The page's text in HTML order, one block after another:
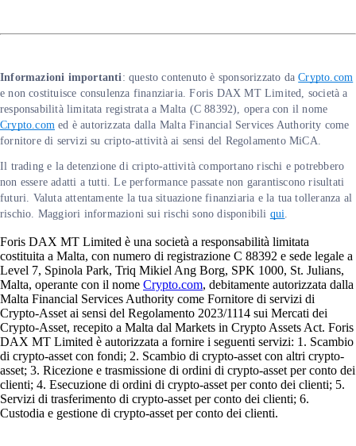
Informazioni importanti: questo contenuto è sponsorizzato daCrypto.com
e non costituisce consulenza finanziaria. Foris DAX MT Limited, società a
responsabilità limitata registrata a Malta (C 88392), opera con il nome
Crypto.com ed è autorizzata dalla Malta Financial Services Authority come
fornitore di servizi su cripto-attività ai sensi del Regolamento MiCA.
Il trading e la detenzione di cripto-attività comportano rischi e potrebbero
non essere adatti a tutti. Le performance passate non garantiscono risultati
futuri. Valuta attentamente la tua situazione finanziaria e la tua tolleranza al
rischio. Maggiori informazioni sui rischi sono disponibili qui.
Foris DAX MT Limited è una società a responsabilità limitata
costituita a Malta, con numero di registrazione C 88392 e sede legale a
Level 7, Spinola Park, Triq Mikiel Ang Borg, SPK 1000, St. Julians,
Malta, operante con il nome Crypto.com, debitamente autorizzata dalla
Malta Financial Services Authority come Fornitore di servizi di
Crypto-Asset ai sensi del Regolamento 2023/1114 sui Mercati dei
Crypto-Asset, recepito a Malta dal Markets in Crypto Assets Act. Foris
DAX MT Limited è autorizzata a fornire i seguenti servizi: 1. Scambio
di crypto-asset con fondi; 2. Scambio di crypto-asset con altri crypto-
asset; 3. Ricezione e trasmissione di ordini di crypto-asset per conto dei
clienti; 4. Esecuzione di ordini di crypto-asset per conto dei clienti; 5.
Servizi di trasferimento di crypto-asset per conto dei clienti; 6.
Custodia e gestione di crypto-asset per conto dei clienti.